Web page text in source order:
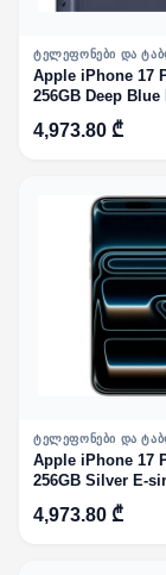
ᲢᲔᲚᲔᲤᲝᲜᲔᲑᲘ ᲓᲐ
Apple iPhone 17
256GB Deep
4,973.80 ₾
ᲢᲔᲚᲔᲤᲝᲜᲔᲑᲘ ᲓᲐ
Apple iPhone 17
256GB Silver E-
4,973.80 ₾